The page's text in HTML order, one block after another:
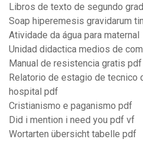
Libros de texto de segundo
Soap hiperemesis gravidarum
Atividade da água para maternal
Unidad didactica medios de
Manual de resistencia gratis pdf
Relatorio de estagio de tecnico
hospital pdf
Cristianismo e paganismo pdf
Did i mention i need you pdf vf
Wortarten übersicht tabelle pdf